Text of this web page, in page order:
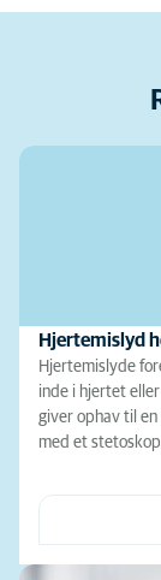
Hjertemislyd
Hjertemislyde
inde i hjertet
giver ophav til
med et